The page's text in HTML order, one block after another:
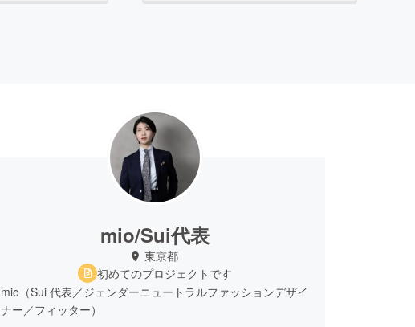
mio/Sui代表
東京都
初めてのプロジェクトです
mio（Sui 代表／ジェンダーニュートラルファッションデザイ
ナー／フィッター）